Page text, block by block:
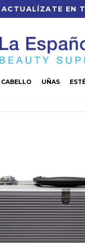
ACTUALÍZATE EN
CABELLO UÑAS